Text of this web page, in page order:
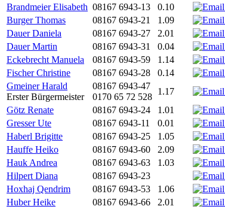
Brandmeier Elisabeth 08167 6943-13 0.10
Burger Thomas
08167 6943-21 1.09
Dauer Daniela
08167 6943-27 2.01
Dauer Martin
08167 6943-31 0.04
Eckebrecht Manuela
08167 6943-59 1.14
Fischer Christine
08167 6943-28 0.14
Gmeiner Harald
Erster Bürgermeister
08167 6943-47
0170 65 72 528
1.17
Götz Renate
08167 6943-24 1.01
Gresser Ute
08167 6943-11 0.01
Haberl Brigitte
08167 6943-25 1.05
Hauffe Heiko
08167 6943-60 2.09
Hauk Andrea
08167 6943-63 1.03
Hilpert Diana
08167 6943-23
Hoxhaj Qendrim
08167 6943-53 1.06
Huber Heike
08167 6943-66 2.01